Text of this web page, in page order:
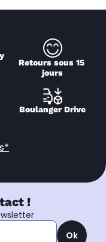
Retours sous 15
jours
Boulanger Drive
!
Ok